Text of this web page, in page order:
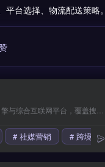
台选择、物流配送策略。
# 社媒营销 # 跨境电商